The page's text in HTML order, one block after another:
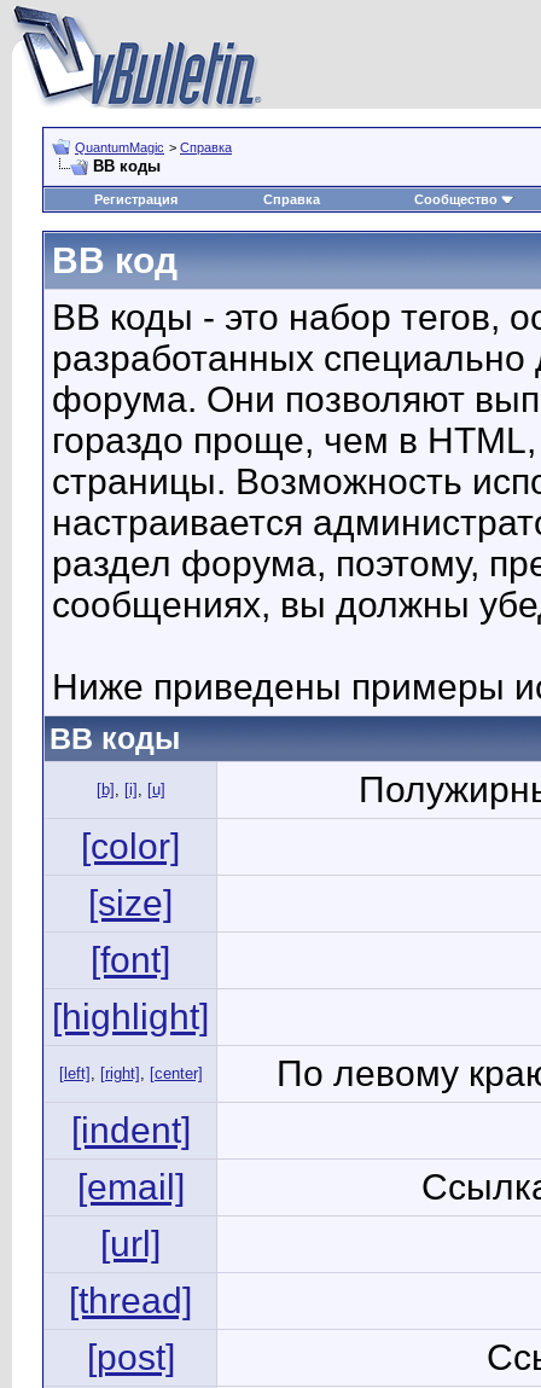
QuantumMagic > Справка
BB коды
Регистрация Справка Сообщество
BB код
BB коды - это набор тегов,
разработанных
форума. Они позволяют
гораздо проще, чем в
страницы. Возможность
настраивается
раздел форума, поэтому,
сообщениях, вы должны
Ниже приведены примеры
BB коды
[b] , [i] , [u]
[color]
[size]
[font]
[highlight]
[left] , [right] , [center]
По левому
[indent]
[email]
[url]
[thread]
[post]